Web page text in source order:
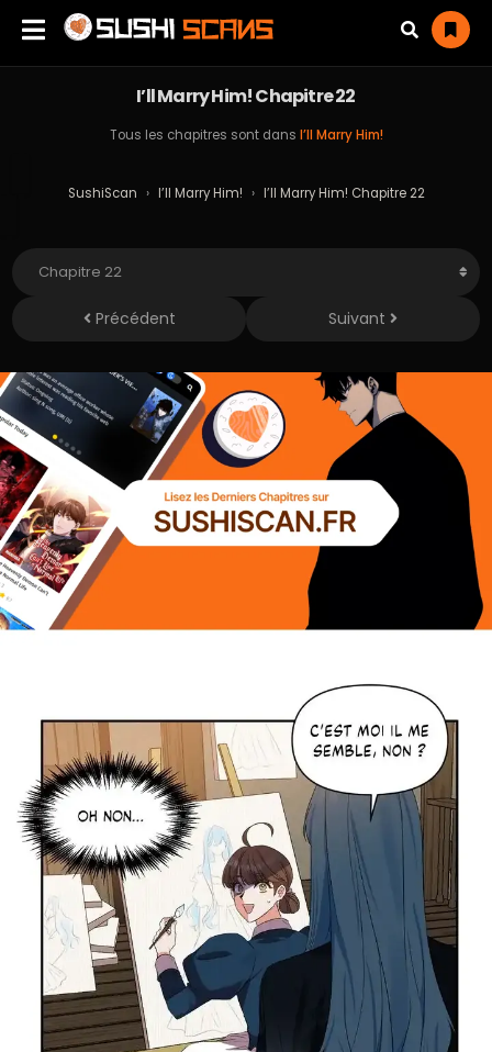
I’ll Marry Him! Chapitre 22
Tous les chapitres sont dans I’ll Marry Him!
SushiScan › I’ll Marry Him! › I’ll Marry Him! Chapitre 22
Précédent Suivant